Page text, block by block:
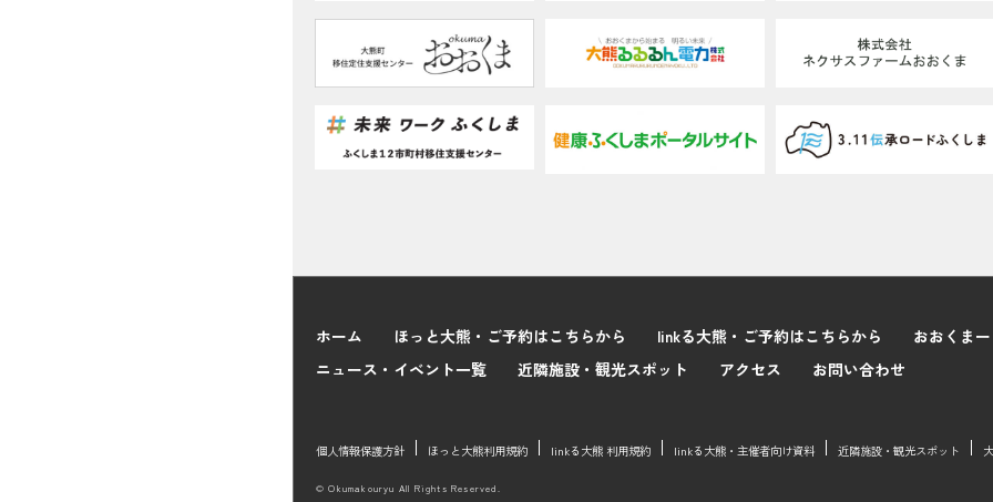
本人が容易に認識できない方法による個人情報の取得
クッキーやウェブビーコン等を用いるなどして、本人が容
を行っておりません。
個人情報の安全管理措置について
取得した個人情報については、漏洩、減失またはき損の防
当社ホームページの個人情報保護方針をご覧下さい。
個人情報保護管理者：管理本部 本部長
電子メール：privacy@sunamenity.co.jp
当社の個人情報の取扱いに関する苦情、相談等の問合せ先
窓口の名称
ホーム ほっと大熊・ご予約はこちらから linkる大熊・ご予約はこちらから
おおくま
ニュース・イベント一覧
近隣施設・観光スポット アクセス お問い合わせ
個人情報保護方針 ほっと大熊利用規約 linkる大熊 利用規約 linkる大熊・主催者向け資料 近隣施設・観光スポット
© Okumakouryu All Rights Reserved.